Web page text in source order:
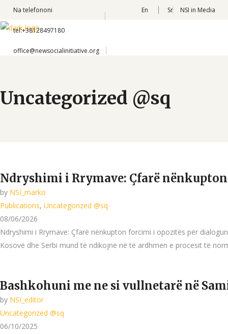
Na telefononi
tel:+38128497180
office@newsocialinitiative.org
En Sr NSI in Media
Uncategorized @sq
Ndryshimi i Rrymave: Çfarë
by NSI_marko
Publications, Uncategorized @sq
08/06/2026
Ndryshimi i Rrymave: Çfarë nënkupton forcimi i opozitës për
Kosovë dhe Serbi mund të ndikojnë në të ardhmen e procesit të
Bashkohuni me ne si vullnetarë në
by NSI_editor
Uncategorized @sq
06/10/2025